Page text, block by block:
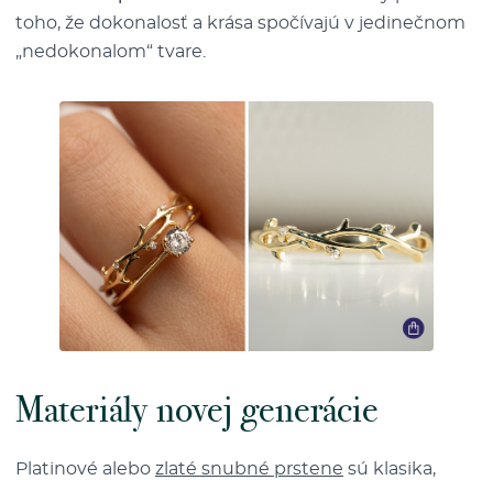
toho, že dokonalosť a krása spočívajú v jedinečnom
„nedokonalom“ tvare.
Materiály novej generácie
Platinové alebo zlaté snubné prstene sú klasika,